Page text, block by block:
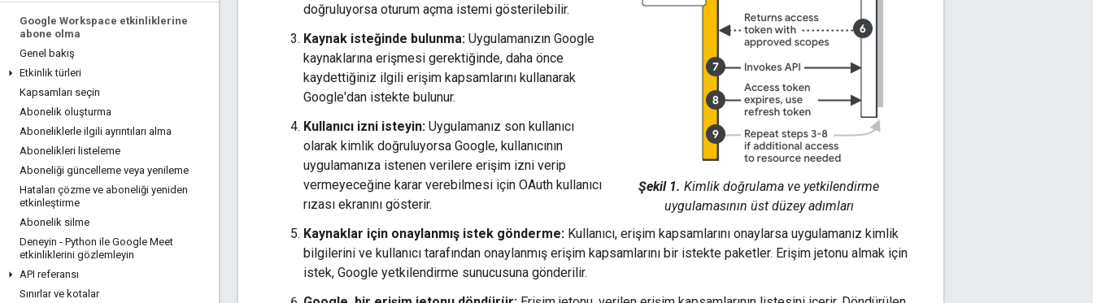
Google Workspace etkinliklerine
abone olma
Genel bakış
Etkinlik türleri
Kapsamları seçin
Abonelik oluşturma
Aboneliklerle ilgili ayrıntıları alma
Abonelikleri listeleme
Aboneliği güncelleme veya yenileme
Hataları çözme ve aboneliği yeniden
etkinleştirme
Abonelik silme
Deneyin - Python ile Google Meet
etkinliklerini gözlemleyin
API referansı
Sınırlar ve kotalar
Şekil 1. Kimlik doğrulama ve yetkilendirme
uygulamasının üst düzey adımları
doğruluyorsa oturum açma istemi gösterilebilir.
Kaynak isteğinde bulunma: Uygulamanızın Google
kaynaklarına erişmesi gerektiğinde, daha önce
kaydettiğiniz ilgili erişim kapsamlarını kullanarak
Google'dan istekte bulunur.
Kullanıcı izni isteyin: Uygulamanız son kullanıcı
olarak kimlik doğruluyorsa Google, kullanıcının
uygulamanıza istenen verilere erişim izni verip
vermeyeceğine karar verebilmesi için OAuth kullanıcı
rızası ekranını gösterir.
Kaynaklar için onaylanmış istek gönderme: Kullanıcı, erişim kapsamlarını onaylarsa uygulamanız kimlik
bilgilerini ve kullanıcı tarafından onaylanmış erişim kapsamlarını bir istekte paketler. Erişim jetonu almak için
istek, Google yetkilendirme sunucusuna gönderilir.